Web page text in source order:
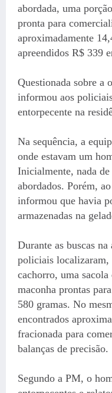
abordada, uma
pronta para
aproximadamente
apreendidos R$ 339
Questionada sobre a
informou aos
entorpecente na
Na sequência, a
onde estavam um
Inicialmente, nada
abordados. Porém,
informou que havia
armazenadas na
Durante as buscas
policiais localizaram,
cachorro, uma
maconha prontas
580 gramas. No
encontrados
fracionada para
balanças de precisão.
Segundo a PM, o